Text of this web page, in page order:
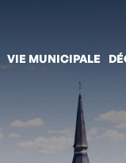
VIE MUNICIPALE